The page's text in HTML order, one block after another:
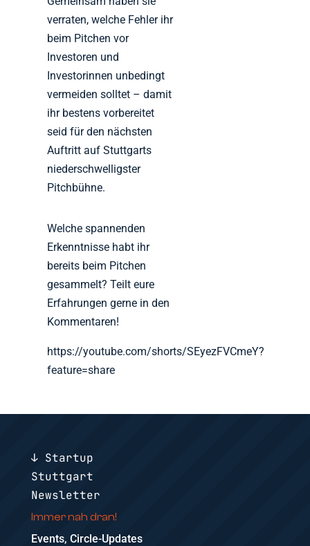
verraten, welche Fehler ihr
beim Pitchen vor
Investoren und
Investorinnen unbedingt
vermeiden solltet – damit
ihr bestens vorbereitet
seid für den nächsten
Auftritt auf Stuttgarts
niederschwelligster
Pitchbühne.
Welche spannenden
Erkenntnisse habt ihr
bereits beim Pitchen
gesammelt? Teilt eure
Erfahrungen gerne in den
Kommentaren!
https://youtube.com/shorts/SEyezFVCmeY?
feature=share
↓ Startup
Stuttgart
Newsletter
Immer nah dran!
Events, Circle-Updates